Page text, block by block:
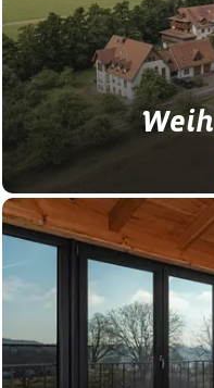
ein
Auf der
Herzen von